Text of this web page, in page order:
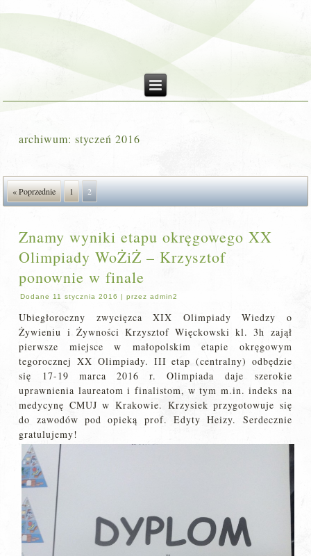
archiwum:styczeń 2016
« Poprzednie 1 2
Znamy wyniki etapu okręgowego XX
Olimpiady WoŻiŻ – Krzysztof
ponownie w finale
Dodane 11 stycznia 2016 |przez admin2
Ubiegłoroczny zwycięzca XIX Olimpiady Wiedzy o
Żywieniu i Żywności Krzysztof Więckowski kl. 3h zajął
pierwsze miejsce w małopolskim etapie okręgowym
tegorocznej XX Olimpiady. III etap (centralny) odbędzie
się 17-19 marca 2016 r. Olimpiada daje szerokie
uprawnienia laureatom i finalistom, w tym m.in. indeks na
medycynę CMUJ w Krakowie. Krzysiek przygotowuje się
do zawodów pod opieką prof. Edyty Heizy. Serdecznie
gratulujemy!